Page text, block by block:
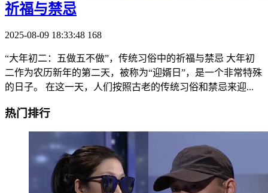
祈福与禁忌
2025-08-09 18:33:48 168
“大年初二：五做五不做”，传统习俗中的祈福与禁忌 大年初
二作为农历新年的第二天，被称为“迎婿日”，是一个非常特殊
的日子。 在这一天，人们按照古老的传统习俗和禁忌来迎...
热门排行